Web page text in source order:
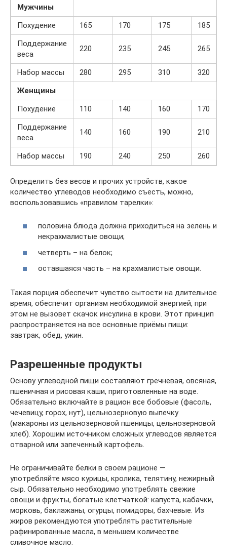
Мужчины
Похудение
165 170 175
185
Поддержание
веса
220 235 245 265
Набор массы 280 295 310
320
Женщины
Похудение
110 140 160
170
Поддержание
веса
140 160 190 210
Набор массы 190 240 250 260
Определить без весов и прочих устройств, какое
количество углеводов необходимо съесть, можно,
воспользовавшись «правилом тарелки»:
половина блюда должна приходиться на зелень и
некрахмалистые овощи;
четверть – на белок;
оставшаяся часть – на крахмалистые овощи.
Такая порция обеспечит чувство сытости на длительное
время, обеспечит организм необходимой энергией, при
этом не вызовет скачок инсулина в крови. Этот принцип
распространяется на все основные приёмы пищи:
завтрак, обед, ужин.
Разрешенные продукты
Основу углеводной пищи составляют гречневая, овсяная,
пшеничная и рисовая каши, приготовленные на воде.
Обязательно включайте в рацион все бобовые (фасоль,
чечевицу, горох, нут), цельнозерновую выпечку
(макароны из цельнозерновой пшеницы, цельнозерновой
хлеб). Хорошим источником сложных углеводов является
отварной или запеченный картофель.
Не ограничивайте белки в своем рационе —
употребляйте мясо курицы, кролика, телятину, нежирный
сыр. Обязательно необходимо употреблять свежие
овощи и фрукты, богатые клетчаткой: капуста, кабачки,
морковь, баклажаны, огурцы, помидоры, бахчевые. Из
жиров рекомендуются употреблять растительные
рафинированные масла, в меньшем количестве
сливочное масло.